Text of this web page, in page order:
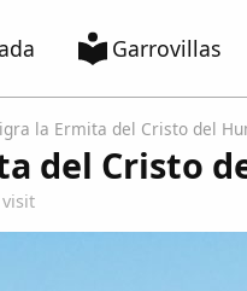
Garrovillas
la Ermita del Cristo del
del Cristo